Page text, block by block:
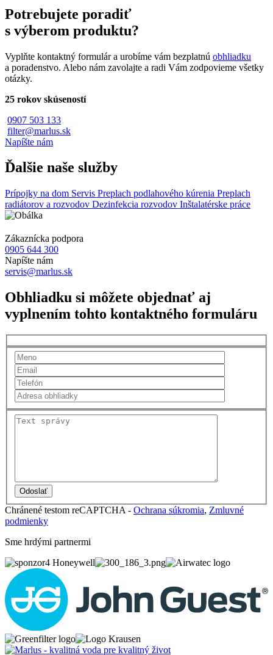
Potrebujete poradiť
s výberom produktu?
Vyplňte kontaktný formulár a urobíme vám bezplatnú obhliadku
a poradenstvo. Alebo nám zavolajte a radi Vám zodpovieme všetky
otázky.
25 rokov skúseností
0907 503 133
filter@marlus.sk
Napíšte nám
Ďalšie naše služby
Prípojky na dom Servis Preplach podlahového kúrenia Preplach
radiátorov a rozvodov Dezinfekcia rozvodov Inštalatérske práce
Zákaznícka podpora
0905 644 300
Napíšte nám
servis@marlus.sk
Obhliadku si môžete objednať aj
vyplnením tohto kontaktného formuláru
Chránené testom reCAPTCHA - Ochrana súkromia, Zmluvné
podmienky
Sme hrdými partnermi